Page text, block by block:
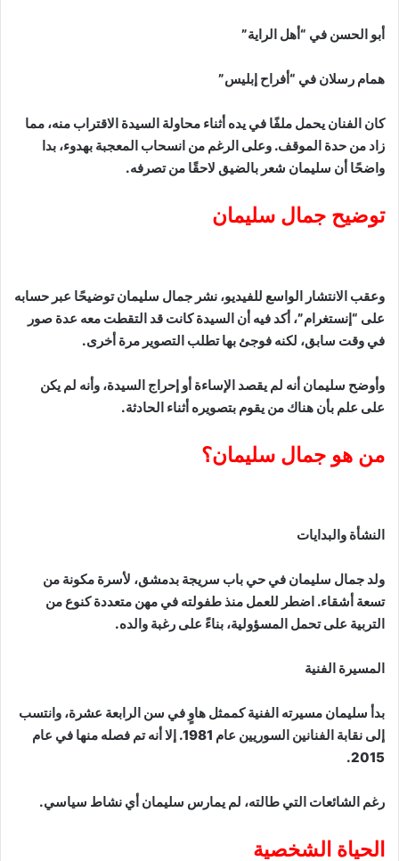
أبو الحسن في “أهل الراية”
همام رسلان في “أفراح إبليس”
كان الفنان يحمل ملفًا في يده أثناء محاولة السيدة الاقتراب منه، مما
زاد من حدة الموقف. وعلى الرغم من انسحاب المعجبة بهدوء، بدا
واضحًا أن سليمان شعر بالضيق لاحقًا من تصرفه.
توضيح جمال سليمان
وعقب الانتشار الواسع للفيديو، نشر جمال سليمان توضيحًا عبر حسابه
على “إنستغرام”، أكد فيه أن السيدة كانت قد التقطت معه عدة صور
في وقت سابق، لكنه فوجئ بها تطلب التصوير مرة أخرى.
وأوضح سليمان أنه لم يقصد الإساءة أو إحراج السيدة، وأنه لم يكن
على علم بأن هناك من يقوم بتصويره أثناء الحادثة.
من هو جمال سليمان؟
النشأة والبدايات
ولد جمال سليمان في حي باب سريجة بدمشق، لأسرة مكونة من
تسعة أشقاء. اضطر للعمل منذ طفولته في مهن متعددة كنوع من
التربية على تحمل المسؤولية، بناءً على رغبة والده.
المسيرة الفنية
بدأ سليمان مسيرته الفنية كممثل هاوٍ في سن الرابعة عشرة، وانتسب
إلى نقابة الفنانين السوريين عام 1981. إلا أنه تم فصله منها في عام
2015.
رغم الشائعات التي طالته، لم يمارس سليمان أي نشاط سياسي.
الحياة الشخصية